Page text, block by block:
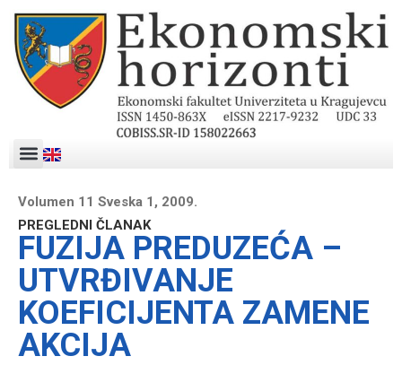
Volumen 11 Sveska 1, 2009.
PREGLEDNI ČLANAK
FUZIJA PREDUZEĆA –
UTVRĐIVANJE
KOEFICIJENTA ZAMENE
AKCIJA